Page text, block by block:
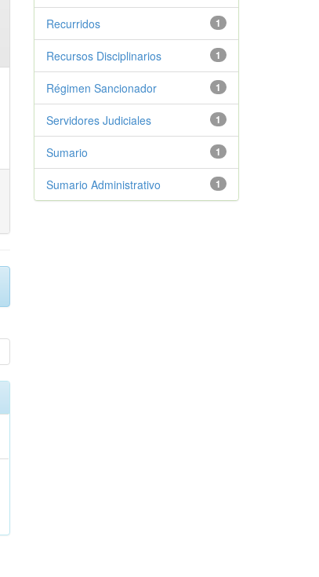
1
Recurridos
1
Recursos Disciplinarios
1
Régimen Sancionador
1
Servidores Judiciales
1
Sumario
1
Sumario Administrativo